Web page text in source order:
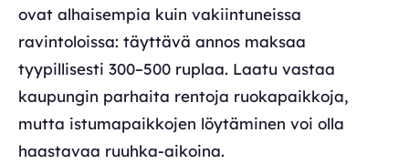
ovat alhaisempia kuin vakiintuneissa
ravintoloissa: täyttävä annos maksaa
tyypillisesti 300–500 ruplaa. Laatu vastaa
kaupungin parhaita rentoja ruokapaikkoja,
mutta istumapaikkojen löytäminen voi olla
haastavaa ruuhka-aikoina.